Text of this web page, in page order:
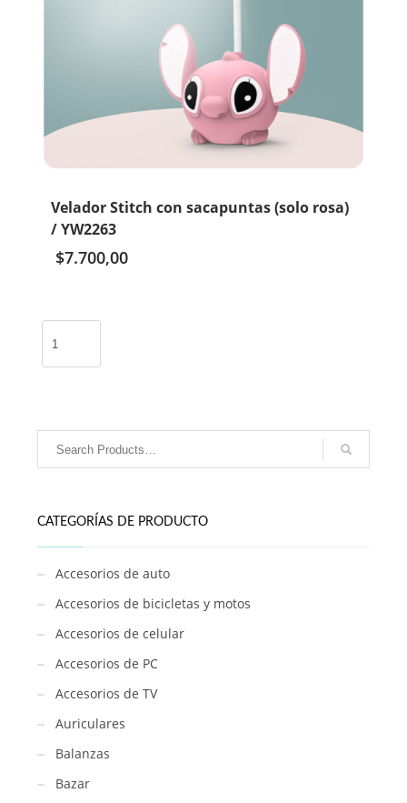
Velador Stitch con sacapuntas (solo rosa)
/ YW2263
$7.700,00
Stitch
con
rosa)
YW2263
CATEGORÍAS DE PRODUCTO
Accesorios de auto
Accesorios de bicicletas y motos
Accesorios de celular
Accesorios de PC
Accesorios de TV
Auriculares
Balanzas
Bazar